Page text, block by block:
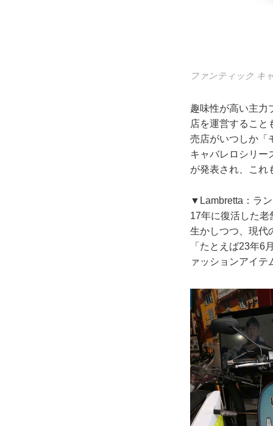
ファンティック キ
趣味性が高い主力
店を運営すること
売店がいつしか「
キャバレロシリー
が発表され、これ
▼Lambretta：ラン
17年に復活した
生かしつつ、現代
「たとえば23年6
ァッションアイテ